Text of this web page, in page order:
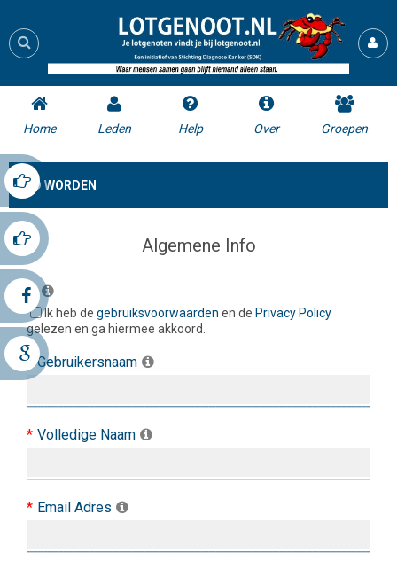
Home Leden Help Over Groepen
LID WORDEN
Algemene Info
*
Ik heb de gebruiksvoorwaarden en de Privacy Policy
gelezen en ga hiermee akkoord.
* Gebruikersnaam
* Volledige Naam
* Email Adres